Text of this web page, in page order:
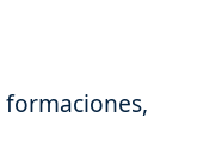
formaciones,